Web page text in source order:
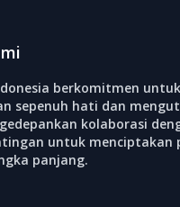
berkomitmen
sepenuh hati dan
kolaborasi
untuk menciptakan
panjang.